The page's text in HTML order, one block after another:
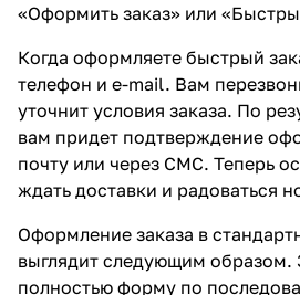
«Оформить заказ» или
Когда оформляете быстрый
телефон и e-mail. Вам
уточнит условия заказа. По
вам придет подтверждение
почту или через СМС. Теперь
ждать доставки и радоваться
Оформление заказа в
выглядит следующим образом.
полностью форму по